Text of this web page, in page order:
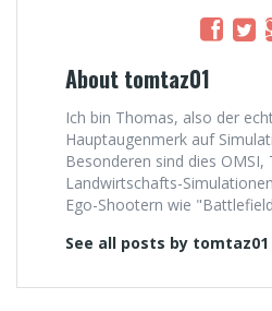
About tomtaz01
Ich bin Thomas, also der
Hauptaugenmerk auf
Besonderen sind dies OMSI,
Landwirtschafts-
Ego-Shootern wie
See all posts by tomtaz01